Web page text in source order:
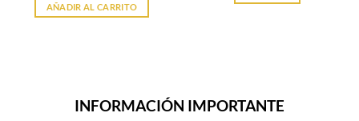
AÑADIR AL CARRITO
INFORMACIÓN IMPORTANTE